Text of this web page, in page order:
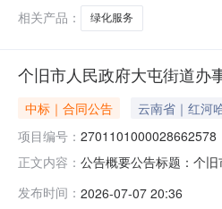
相关产品：
绿化服务
个旧市人民政府大屯街道办
中标｜合同公告 云南省｜红河
项目编号： 2701101000028662578
正文内容： 公告概要公告标题：个
发布时间： 2026-07-07 20:36